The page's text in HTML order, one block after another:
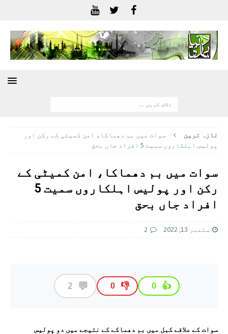
تازہ ترين
سوات میں بم دھماکا، امن کمیٹی کے رکن اور
پولیس اہلکاروں سمیت 5 افراد جاں بحق
سوات میں بم دھماکا، امن کمیٹی کے
رکن اور پولیس اہلکاروں سمیت 5
افراد جاں بحق
ستمبر 13, 2022 2
👍
0
👎
0
💬
2
سوات کے علاقے کبل میں بم دھماکے کے نتیجے میں دو پولیس